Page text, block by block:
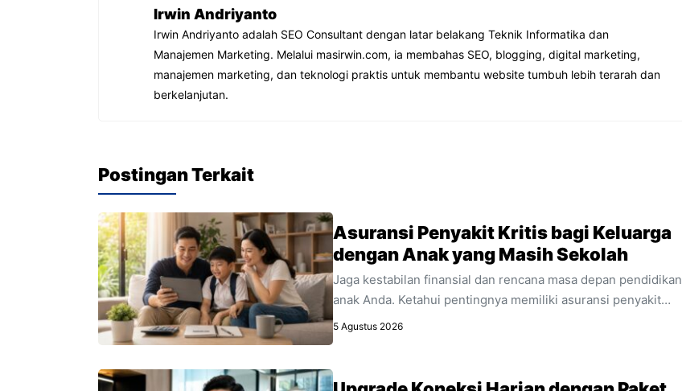
p
p
m
n
Irwin Andriyanto
Irwin Andriyanto adalah SEO Consultant dengan latar belakang Teknik Informatika dan
Manajemen Marketing. Melalui masirwin.com, ia membahas SEO, blogging, digital marketing,
manajemen marketing, dan teknologi praktis untuk membantu website tumbuh lebih terarah dan
berkelanjutan.
Postingan Terkait
Asuransi Penyakit Kritis bagi Keluarga
dengan Anak yang Masih Sekolah
Jaga kestabilan finansial dan rencana masa depan pendidikan
anak Anda. Ketahui pentingnya memiliki asuransi penyakit
kritis sebagai bagian integral dari perencanaan keuangan
5 Agustus 2026